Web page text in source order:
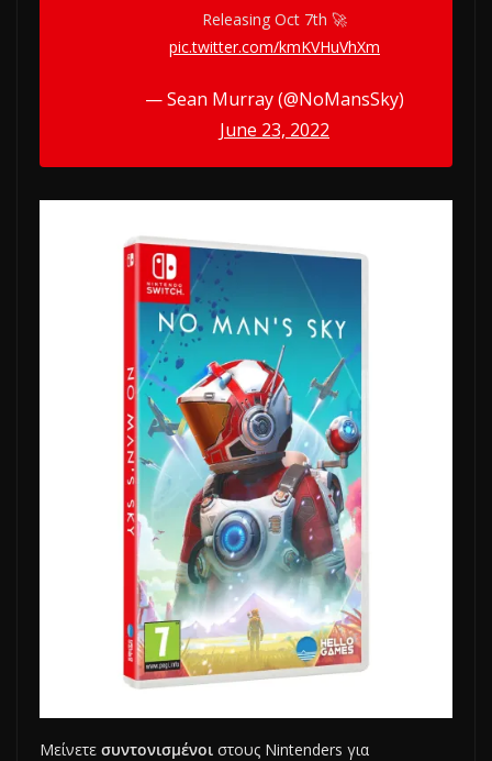
Releasing Oct 7th 🚀
pic.twitter.com/kmKVHuVhXm
— Sean Murray (@NoMansSky)
June 23, 2022
Μείνετε συντονισμένοι στους Nintenders για